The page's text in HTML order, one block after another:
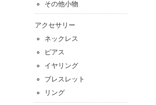
その他小物
アクセサリー
ネックレス
ピアス
イヤリング
ブレスレット
リング